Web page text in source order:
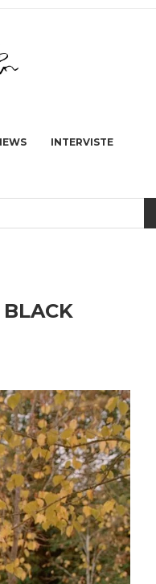
INTERVISTE
BLACK